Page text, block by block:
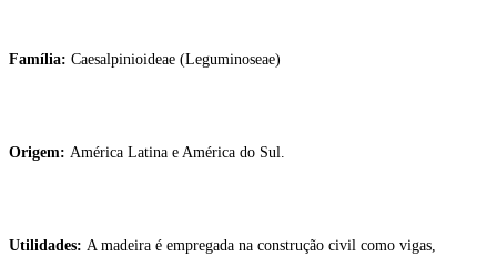
Família: Caesalpinioideae (Leguminoseae)
Origem: América Latina e América do Sul.
Utilidades: A madeira é empregada na construção civil como vigas,